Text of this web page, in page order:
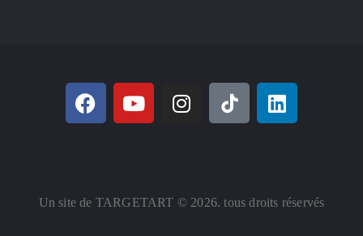
Un site de TARGETART © 2026. tous droits réservés